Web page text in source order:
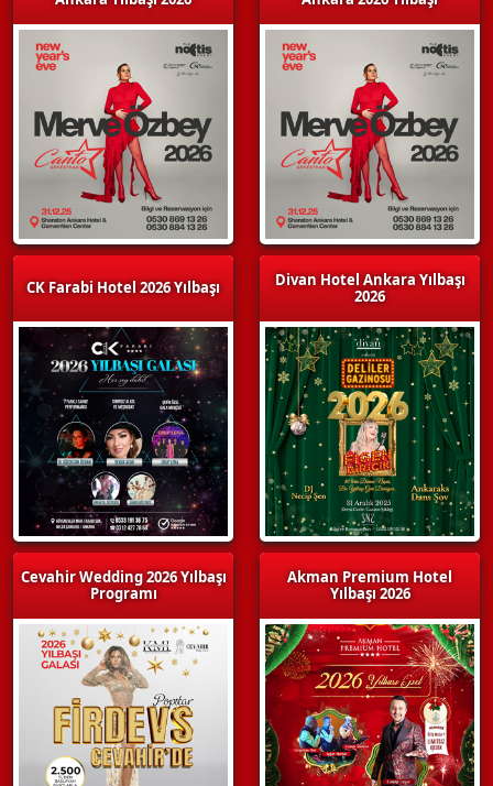
CK Farabi Hotel 2026 Yılbaşı
Cevahir Wedding 2026 Yılbaşı
Programı
Divan Hotel Ankara Yılbaşı
2026
Akman Premium Hotel
Yılbaşı 2026